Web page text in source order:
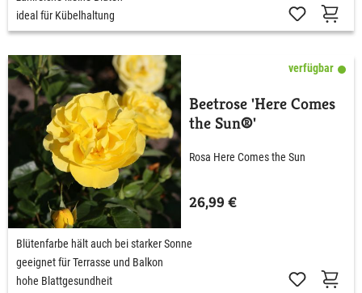
ideal für Kübelhaltung
verfügbar
Beetrose 'Here Comes
the Sun®'
Rosa Here Comes the Sun
26,99 €
Blütenfarbe hält auch bei starker Sonne
geeignet für Terrasse und Balkon
hohe Blattgesundheit